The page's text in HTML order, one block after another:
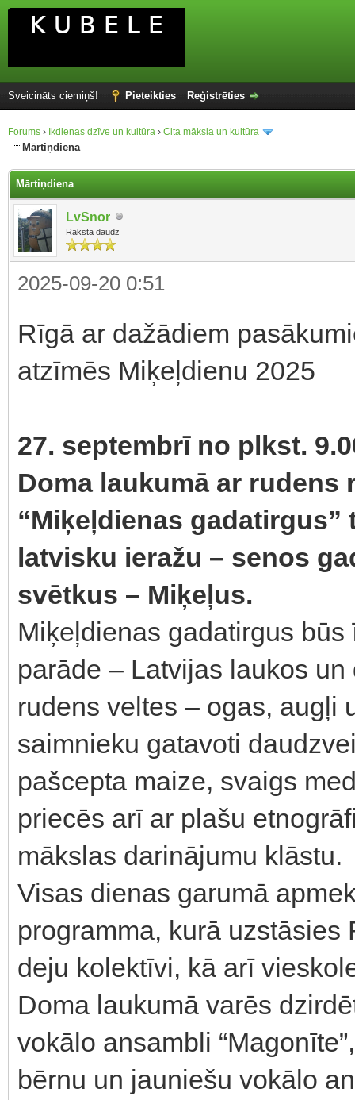
Sveicināts ciemiņš! Pieteikties Reģistrēties
Forums › Ikdienas dzīve un kultūra › Cita māksla un kultūra
Mārtiņdiena
Mārtiņdiena
LvSnor
Raksta daudz
2025-09-20 0:51
Rīgā ar dažādiem
atzīmēs Miķeļdienu 2025
27. septembrī no plkst.
Doma laukumā ar rudens
“Miķeļdienas
latvisku ieražu – senos
svētkus – Miķeļus.
Miķeļdienas gadatirgus
parāde – Latvijas laukos
rudens veltes – ogas, augļi
saimnieku gatavoti
pašcepta maize, svaigs
priecēs arī ar plašu
mākslas darinājumu klāstu.
Visas dienas garumā
programma, kurā
deju kolektīvi, kā arī
Doma laukumā varēs
vokālo ansambli
bērnu un jauniešu vokālo